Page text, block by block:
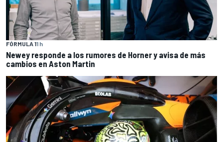
FÓRMULA 11 h
Newey responde a los rumores de Horner y avisa de más
cambios en Aston Martin